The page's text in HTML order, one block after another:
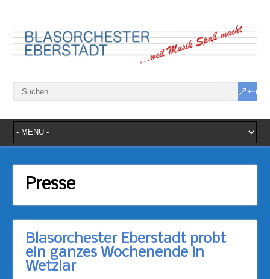
Presse
Blasorchester Eberstadt probt
ein ganzes Wochenende in
Wetzlar